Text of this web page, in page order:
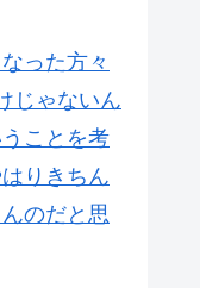
った方々
じゃないん
ことを考
りきちん
のだと思